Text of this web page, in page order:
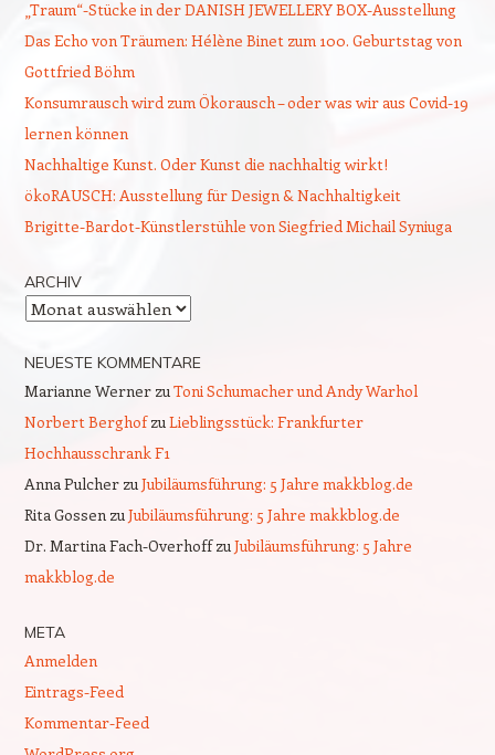
„Traum“-Stücke in der DANISH JEWELLERY BOX-Ausstellung
Das Echo von Träumen: Hélène Binet zum 100. Geburtstag von
Gottfried Böhm
Konsumrausch wird zum Ökorausch – oder was wir aus Covid-19
lernen können
Nachhaltige Kunst. Oder Kunst die nachhaltig wirkt!
ökoRAUSCH: Ausstellung für Design & Nachhaltigkeit
Brigitte-Bardot-Künstlerstühle von Siegfried Michail Syniuga
ARCHIV
Archiv
NEUESTE KOMMENTARE
Marianne WernerzuToni Schumacher und Andy Warhol
Norbert BerghofzuLieblingsstück: Frankfurter
Hochhausschrank F1
Anna PulcherzuJubiläumsführung: 5 Jahre makkblog.de
Rita GossenzuJubiläumsführung: 5 Jahre makkblog.de
Dr. Martina Fach-OverhoffzuJubiläumsführung: 5 Jahre
makkblog.de
META
Anmelden
Eintrags-Feed
Kommentar-Feed